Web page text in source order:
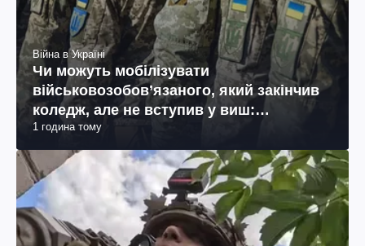
Війна в Україні
Чи можуть мобілізувати
військовозобов’язаного, який закінчив
коледж, але не вступив у виш:
пояснення юриста
1 година тому